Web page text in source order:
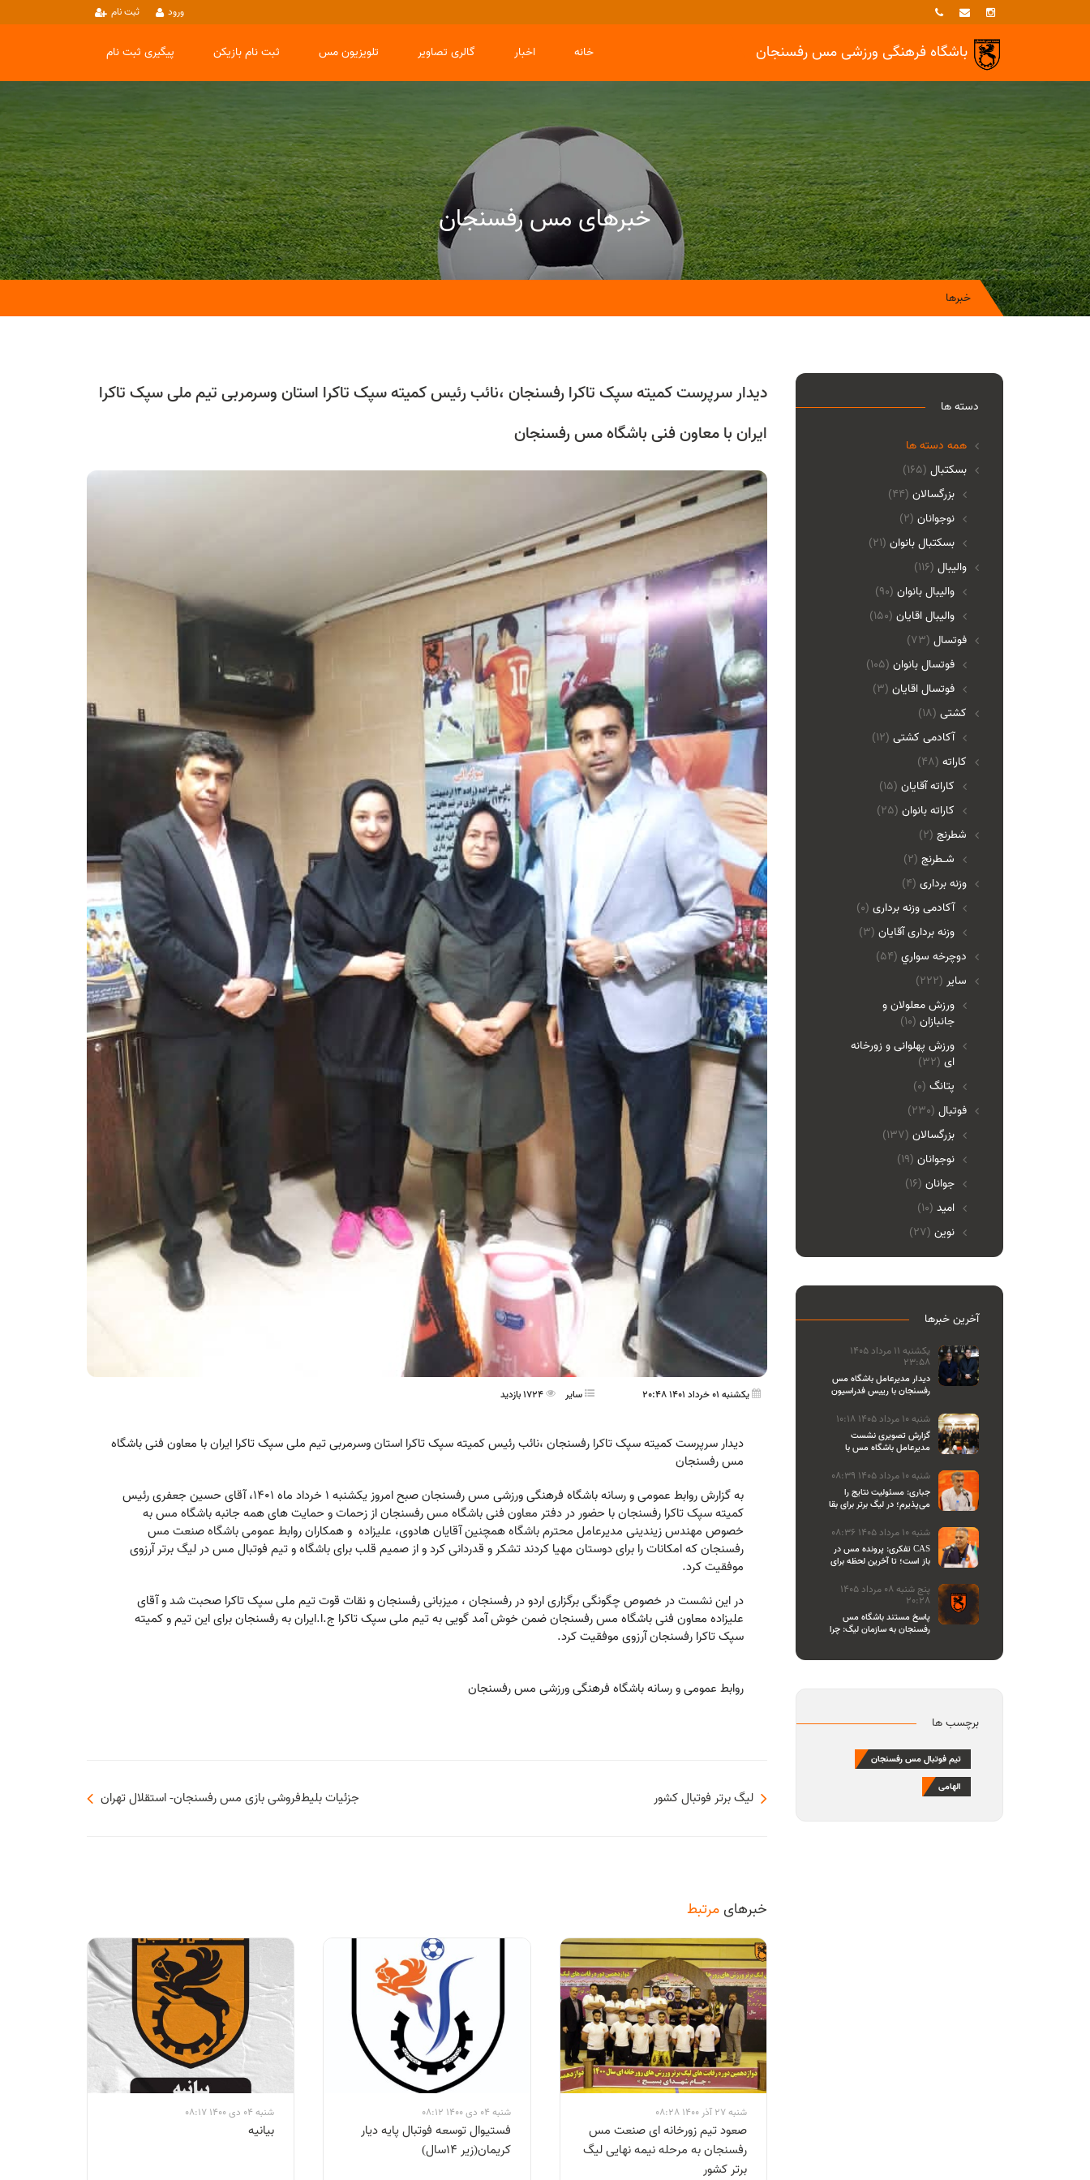
ثبت نام ورود
باشگاه فرهنگی ورزشیمس رفسنجان پیگیری ثبت نام ثبت نام بازیکن تلویزیون مس گالری تصاویر اخبار خانه
خبرهای مس رفسنجان
خبرها
دیدار سرپرست کمیته سپک تاکرا رفسنجان ،نائب رئیس کمیته سپک تاکرا استان وسرمربی تیم ملی سپک تاکرا
ایران با معاون فنی باشگاه مس رفسنجان
یکشنبه 01 خرداد 1401 20:48 ساير 1724 بازدید
دیدار سرپرست کمیته سپک تاکرا رفسنجان ،نائب رئیس کمیته سپک تاکرا استان وسرمربی تیم ملی سپک تاکرا ایران با معاون فنی باشگاه
مس رفسنجان
به گزارش روابط عمومی و رسانه باشگاه فرهنگی ورزشی مس رفسنجان صبح امروز یکشنبه 1 خرداد ماه 1401، آقای حسین جعفری رئیس
کمیته سپک تاکرا رفسنجان با حضور در دفتر معاون فنی باشگاه مس رفسنجان از زحمات و حمایت های همه جانبه باشگاه مس به
خصوص مهندس زیندینی مدیرعامل محترم باشگاه همچنین آقایان هادوی، علیزاده و همکاران روابط عمومی باشگاه صنعت مس
رفسنجان که امکانات را برای دوستان مهیا کردند تشکر و قدردانی کرد و از صمیم قلب برای باشگاه و تیم فوتبال مس در لیگ برتر آرزوی
موفقیت کرد.
در این نشست در خصوص چگونگی برگزاری اردو در رفسنجان ، میزبانی رفسنجان و نقات قوت تیم ملی سپک تاکرا صحبت شد و آقای
علیزاده معاون فنی باشگاه مس رفسنجان ضمن خوش آمد گویی به تیم ملی سپک تاکرا ج.ا.ایران به رفسنجان برای این تیم و کمیته
سپک تاکرا رفسنجان آرزوی موفقیت کرد.
روابط عمومی و رسانه باشگاه فرهنگی ورزشی مس رفسنجان
جزئیات بلیط‌فروشی بازی مس رفسنجان- استقلال تهران لیگ برتر فوتبال کشور
خبرهایمرتبط
شنبه 27 آذر 1400 08:28
صعود تیم زورخانه ای صنعت مس
رفسنجان به مرحله نیمه نهایی لیگ
برتر کشور
شنبه 04 دی 1400 08:12
فستیوال توسعه فوتبال پایه دیار
کریمان(زیر ۱۴سال)
شنبه 04 دی 1400 08:17
بيانيه
دسته ها
همه دسته ها
(165) بسکتبال
بزرگسالان (44)
نوجوانان (2)
بسکتبال بانوان (21)
(116) والیبال
واليبال بانوان (90)
واليبال اقايان (150)
(73) فوتسال
فوتسال بانوان (105)
فوتسال اقايان (3)
(18) کشتی
آکادمی کشتی (12)
(48) کاراته
کاراته آقایان (15)
کاراته بانوان (25)
(2) شطرنج
شـطرنج (2)
(4) وزنه برداری
آکادمی وزنه برداری (0)
وزنه برداری آقایان (3)
(54) دوچرخه سواري
(222) ساير
ورزش معلولان و
جانبازان (10)
ورزش پهلوانی و زورخانه
ای (32)
پتانگ (0)
(230) فوتبال
بزرگسالان (137)
نوجوانان (19)
جوانان (16)
امید (10)
نوین (27)
آخرین خبرها
یکشنبه 11 مرداد 1405
23:58
دیدار مدیرعامل باشگاه مس
رفسنجان با رییس فدراسیون
شنبه 10 مرداد 1405 10:18
گزارش تصویری نشست
مدیرعامل باشگاه مس با
شنبه 10 مرداد 1405 08:39
جباری: مسئولیت نتایج را
می‌پذیرم؛ در لیگ برتر برای بقا
می‌جنگیم
شنبه 10 مرداد 1405 08:36
تفکری: پرونده مس در CAS
باز است؛ تا آخرین لحظه برای
پنج شنبه 08 مرداد 1405
20:28
پاسخ مستند باشگاه مس
رفسنجان به سازمان لیگ: چرا
برچسب ها
تیم فوتبال مس رفسنجان
الهامی